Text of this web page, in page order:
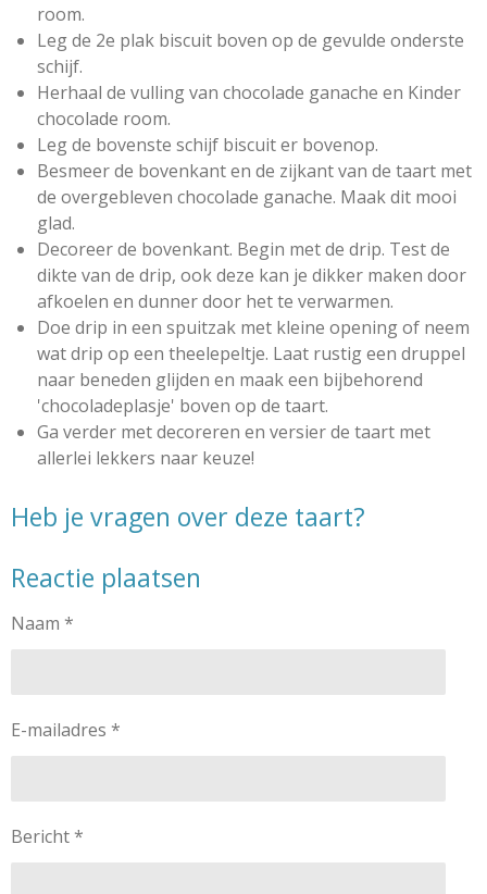
room.
Leg de 2e plak biscuit boven op de gevulde onderste
schijf.
Herhaal de vulling van chocolade ganache en Kinder
chocolade room.
Leg de bovenste schijf biscuit er bovenop.
Besmeer de bovenkant en de zijkant van de taart met
de overgebleven chocolade ganache. Maak dit mooi
glad.
Decoreer de bovenkant. Begin met de drip. Test de
dikte van de drip, ook deze kan je dikker maken door
afkoelen en dunner door het te verwarmen.
Doe drip in een spuitzak met kleine opening of neem
wat drip op een theelepeltje. Laat rustig een druppel
naar beneden glijden en maak een bijbehorend
'chocoladeplasje' boven op de taart.
Ga verder met decoreren en versier de taart met
allerlei lekkers naar keuze!
Heb je vragen over deze taart?
Reactie plaatsen
Naam *
E-mailadres *
Bericht *